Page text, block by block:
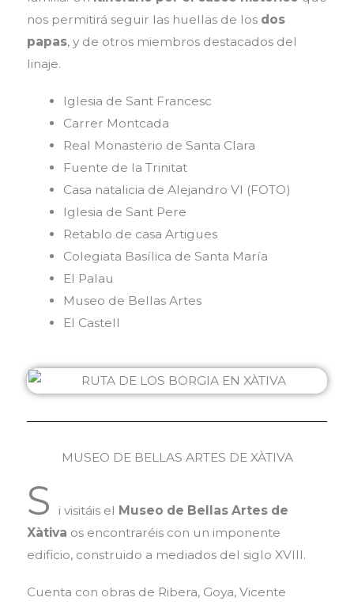
nos permitirá seguir las huellas de los dos
papas, y de otros miembros destacados del
linaje.
Iglesia de Sant Francesc
Carrer Montcada
Real Monasterio de Santa Clara
Fuente de la Trinitat
Casa natalicia de Alejandro VI (FOTO)
Iglesia de Sant Pere
Retablo de casa Artigues
Colegiata Basílica de Santa María
El Palau
Museo de Bellas Artes
El Castell
MUSEO DE BELLAS ARTES DE XÀTIVA
S i visitáis el Museo de Bellas Artes de
Xàtiva os encontraréis con un imponente
edificio, construido a mediados del siglo XVIII.
Cuenta con obras de Ribera, Goya, Vicente